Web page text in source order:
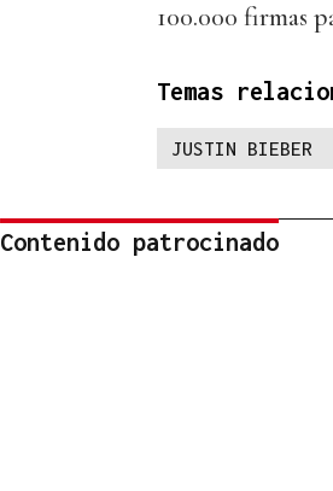
100.000 firmas
Temas
JUSTIN BIEBER
Contenido patrocinado